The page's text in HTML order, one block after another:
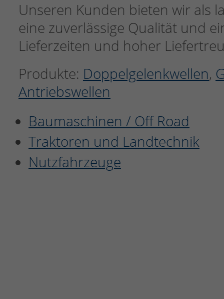
Unseren Kunden bieten wir als
eine zuverlässige Qualität und
Lieferzeiten und hoher
Produkte: Doppelgelenkwellen,
Antriebswellen
Baumaschinen / Off Road
Traktoren und Landtechnik
Nutzfahrzeuge